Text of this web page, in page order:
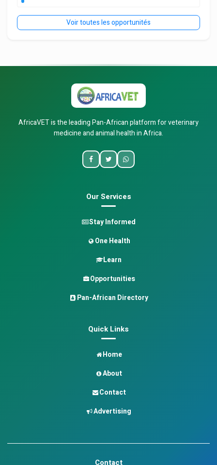
Voir toutes les opportunités
AfricaVET is the leading Pan-African platform for veterinary
medicine and animal health in Africa.
Our Services
Stay Informed
One Health
Learn
Opportunities
Pan-African Directory
Quick Links
Home
About
Contact
Advertising
Contact